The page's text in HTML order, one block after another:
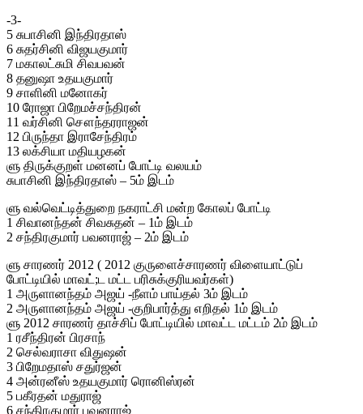
-3-
5 சுபாசினி இந்திரதாஸ்
6 சுதர்சினி விஜயகுமார்
7 மகாலட்சுமி சிவபவன்
8 தனுஷா உதயகுமார்
9 சாளினி மனோகர்
10 ரோஜா பிறேமச்சந்திரன்
11 வர்சினி சௌந்தரராஜன்
12 பிருந்தா இராசேந்திரம்
13 லக்சியா மதியழகன்
ளு திருக்குறள் மனனப் போட்டி வலயம்
சுபாசினி இந்திரதாஸ் – 5ம் இடம்
ளு வல்வெட்டித்துறை நகராட்சி மன்ற கோலப் போட்டி
1 சிவானந்தன் சிவசுதன் – 1ம் இடம்
2 சந்திரகுமார் பவனராஜ் – 2ம் இடம்
ளு சாரணர் 2012 ( 2012 குருளைச்சாரணர் விளையாட்டுப்
போட்டியில் மாவட்;ட மட்ட பரிசுக்குரியவர்கள்)
1 அருளானந்தம் அஜய் -நீளம் பாய்தல் 3ம் இடம்
2 அருளானந்தம் அஜய் -குறிபார்த்து எறிதல் 1ம் இடம்
ளு 2012 சாரணர் தாச்சிப் போட்டியில் மாவட்ட மட்டம் 2ம் இடம்
1 ரசீந்திரன் பிரசாந்
2 செல்வராசா விதுஷன்
3 பிறேமதாஸ் சதுர்ஜன்
4 அன்ரனீஸ் உதயகுமார் ரொனிஸ்ரன்
5 பகீரதன் மதுராஜ்
6 சந்திரகுமார் பவனராஜ்